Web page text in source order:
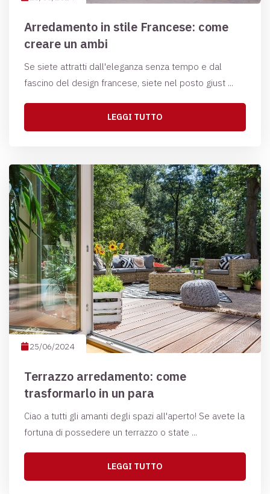
Arredamento in stile Francese: come
creare un ambi
Se siete attratti dall'eleganza senza tempo e dal
fascino del design francese, siete nel posto giust ...
LEGGI TUTTO
25/06/2024
Terrazzo arredamento: come
trasformarlo in un para
Ciao a tutti gli amanti degli spazi all'aperto! Se avete la
fortuna di possedere un terrazzo o state ...
LEGGI TUTTO